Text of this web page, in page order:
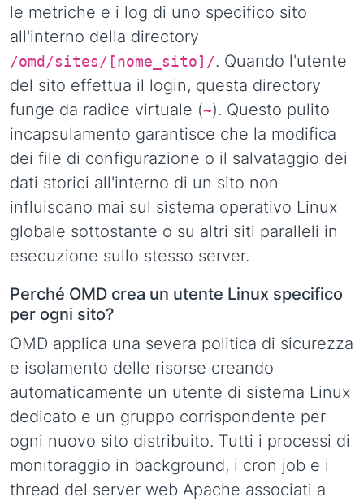
le metriche e i log di uno specifico sito
all'interno della directory
/omd/sites/[nome_sito]/. Quando l'utente
del sito effettua il login, questa directory
funge da radice virtuale (~). Questo pulito
incapsulamento garantisce che la modifica
dei file di configurazione o il salvataggio dei
dati storici all'interno di un sito non
influiscano mai sul sistema operativo Linux
globale sottostante o su altri siti paralleli in
esecuzione sullo stesso server.
Perché OMD crea un utente Linux specifico
per ogni sito?
OMD applica una severa politica di sicurezza
e isolamento delle risorse creando
automaticamente un utente di sistema Linux
dedicato e un gruppo corrispondente per
ogni nuovo sito distribuito. Tutti i processi di
monitoraggio in background, i cron job e i
thread del server web Apache associati a